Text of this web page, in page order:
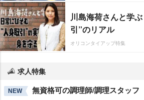
川島海荷さんと学
引”のリアル
オリコンタイアップ特集
求人特集
NEW 無資格可の調理師/調理スタッフ